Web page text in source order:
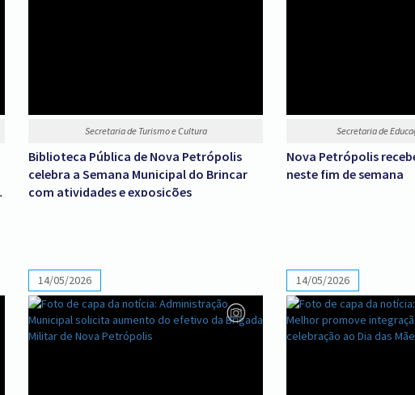
Secretaria de Turismo e Cultura
Biblioteca Pública de Nova Petrópolis
celebra a Semana Municipal do Brincar
com atividades e exposições
Secretaria de
Nova Petrópolis
neste fim de semana
14/05/2026 14/05/2026